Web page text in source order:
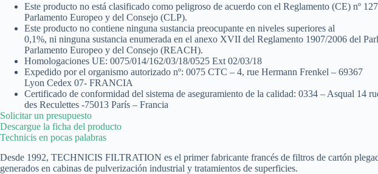
Este producto no está clasificado como peligroso de acuerdo con el Reglamento (CE) nº
Parlamento Europeo y del Consejo (CLP).
Este producto no contiene ninguna sustancia preocupante en niveles superiores al
0,1%, ni ninguna sustancia enumerada en el anexo XVII del Reglamento 1907/2006 del
Parlamento Europeo y del Consejo (REACH).
Homologaciones UE: 0075/014/162/03/18/0525 Ext 02/03/18
Expedido por el organismo autorizado nº: 0075 CTC – 4, rue Hermann Frenkel – 69367
Lyon Cedex 07- FRANCIA
Certificado de conformidad del sistema de aseguramiento de la calidad: 0334 – Asqual 14
des Reculettes -75013 París – Francia
Solicitar un presupuesto
Descargue la ficha del producto
Technicis en pocas palabras​
Desde 1992, TECHNICIS FILTRATION es el primer fabricante francés de filtros de cartón
generados en cabinas de pulverización industrial y tratamientos de superficies.